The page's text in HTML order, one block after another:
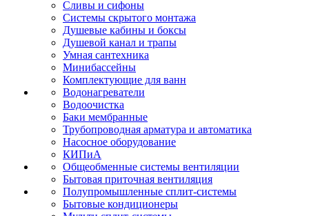
Сливы и сифоны
Системы скрытого монтажа
Душевые кабины и боксы
Душевой канал и трапы
Умная сантехника
Минибассейны
Комплектующие для ванн
Водонагреватели
Водоочистка
Баки мембранные
Трубопроводная арматура и автоматика
Насосное оборудование
КИПиА
Общеобменные системы вентиляции
Бытовая приточная вентиляция
Полупромышленные сплит-системы
Бытовые кондиционеры